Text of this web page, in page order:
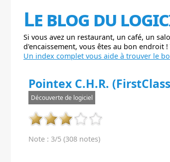
Le blog du
Si vous avez un restaurant, un café, un
d'encaissement, vous êtes au bon endroit
Un index complet vous aide à trouver le
Pointex C.H.R.
Découverte de logiciel
Note : 3/5 (308 notes)